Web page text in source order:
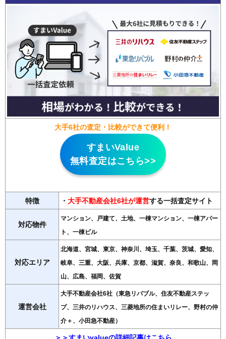
大手6社の査定・比較ができて便利！
すまいValue
無料査定はこちら>>
特徴 ・ 大手不動産会社6社が運営する一括査定サイト
対応物件
マンション、戸建て、土地、一棟マンション、一棟アパー
ト、一棟ビル
対応エリア
北海道、宮城、東京、神奈川、埼玉、千葉、茨城、愛知、
岐阜、三重、大阪、兵庫、京都、滋賀、奈良、和歌山、岡
山、広島、福岡、佐賀
運営会社
大手不動産会社6社（東急リバブル、住友不動産ステッ
プ、三井のリハウス、三菱地所の住まいリレー、野村の仲
介＋、小田急不動産）